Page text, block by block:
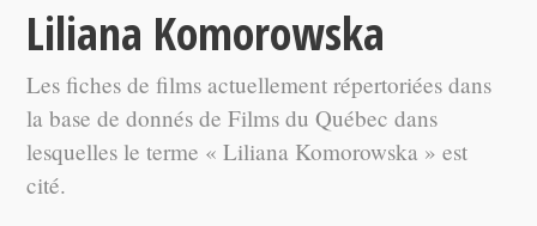
Liliana Komorowska
Les fiches de films actuellement répertoriées dans
la base de donnés de Films du Québec dans
lesquelles le terme « Liliana Komorowska » est
cité.